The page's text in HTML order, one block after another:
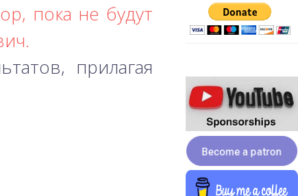
пока не будут
прилагая